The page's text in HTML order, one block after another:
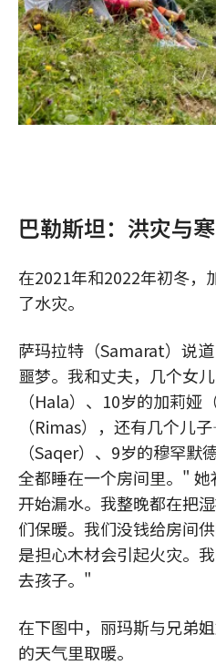
巴勒斯坦：洪灾与
在2021年和2022年初冬，
了水灾。
萨玛拉特（Samarat）说
噩梦。我和丈夫，几个女
（Hala）、10岁的加莉娅
（Rimas），还有几个儿
（Saqer）、9岁的穆罕默
全都睡在一个房间里。"
开始漏水。我整晚都在把
们保暖。我们没钱给房间
是担心木材会引起火灾。
去孩子。"
在下图中，丽玛斯与兄弟
的天气里取暖。